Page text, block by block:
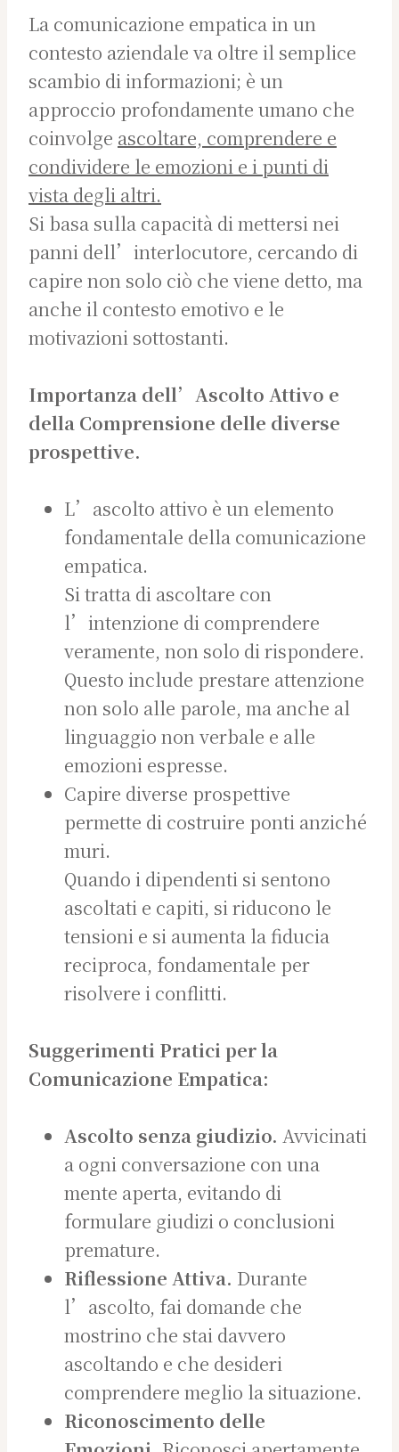
La comunicazione empatica in un
contesto aziendale va oltre il semplice
scambio di informazioni; è un
approccio profondamente umano che
coinvolge ascoltare, comprendere e
condividere le emozioni e i punti di
vista degli altri.
Si basa sulla capacità di mettersi nei
panni dell’interlocutore, cercando di
capire non solo ciò che viene detto, ma
anche il contesto emotivo e le
motivazioni sottostanti.
Importanza dell’Ascolto Attivo e
della Comprensione delle diverse
prospettive.
L’ascolto attivo è un elemento
fondamentale della comunicazione
empatica.
Si tratta di ascoltare con
l’intenzione di comprendere
veramente, non solo di rispondere.
Questo include prestare attenzione
non solo alle parole, ma anche al
linguaggio non verbale e alle
emozioni espresse.
Capire diverse prospettive
permette di costruire ponti anziché
muri.
Quando i dipendenti si sentono
ascoltati e capiti, si riducono le
tensioni e si aumenta la fiducia
reciproca, fondamentale per
risolvere i conflitti.
Suggerimenti Pratici per la
Comunicazione Empatica:
Ascolto senza giudizio. Avvicinati
a ogni conversazione con una
mente aperta, evitando di
formulare giudizi o conclusioni
premature.
Riflessione Attiva. Durante
l’ascolto, fai domande che
mostrino che stai davvero
ascoltando e che desideri
comprendere meglio la situazione.
Riconoscimento delle